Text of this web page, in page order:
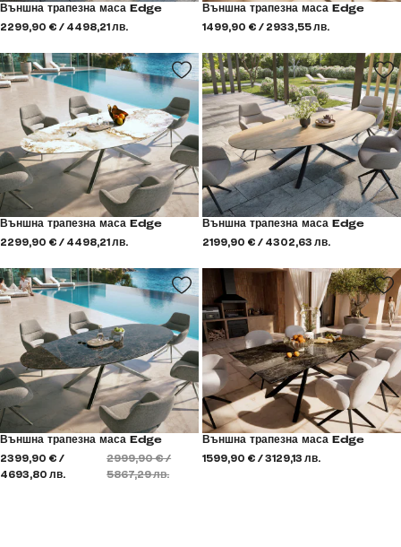
Външна трапезна маса Edge
2299,90 € / 4498,21 лв.
Външна трапезна маса Edge
1499,90 € / 2933,55 лв.
Външна трапезна маса Edge
2299,90 € / 4498,21 лв.
Външна трапезна маса Edge
2199,90 € / 4302,63 лв.
Външна трапезна маса Edge
2399,90 € /
4693,80 лв.
2999,90 € /
5867,29 лв.
Външна трапезна маса Edge
1599,90 € / 3129,13 лв.